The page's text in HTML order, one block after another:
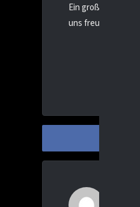
Ein großes
uns freuen, auch